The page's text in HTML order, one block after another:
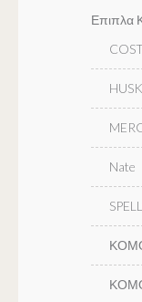
Επιπλα
HUSK
Nate